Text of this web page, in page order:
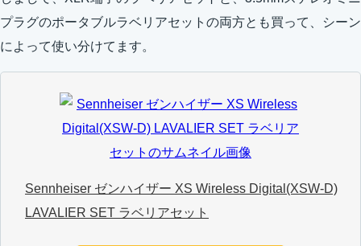
プラグのポータブルラベリアセットの両方とも買って、シーン
によって使い分けてます。
Sennheiser ゼンハイザー XS Wireless Digital(XSW-D)
LAVALIER SET ラベリアセット